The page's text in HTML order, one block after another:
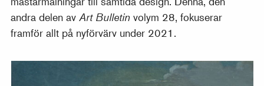
andra delen avArt Bulletin volym 28, fokuserar
framför allt på nyförvärv under 2021.